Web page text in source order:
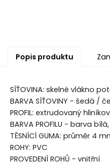
Popis produktu
SÍŤOVINA: skelné vlákno
BARVA SÍŤOVINY - šedá /
PROFIL: extrudovaný
BARVA PROFILU - barva
TĚSNÍCÍ GUMA: průměr 4
ROHY: PVC
PROVEDENÍ ROHŮ - vnitřní